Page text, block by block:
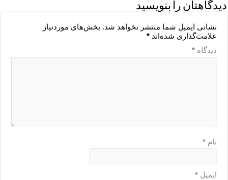
دیدگاهتان را بنویسید
نشانی ایمیل شما منتشر نخواهد شد. بخش‌های موردنیاز
علامت‌گذاری شده‌اند*
دیدگاه*
نام*
ایمیل*